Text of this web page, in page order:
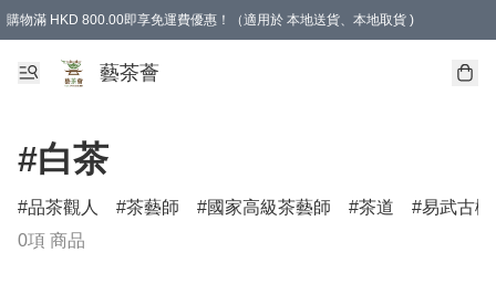
購物滿 HKD 800.00即享免運費優惠！（適用於 本地送貨、本地取貨 )
藝茶薈
#白茶
品茶觀人 茶藝師 國家高級茶藝師 茶道
易武古樹
0項 商品